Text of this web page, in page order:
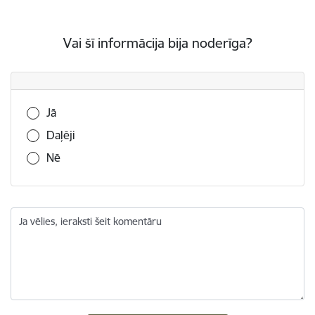
Vai šī informācija bija noderīga?
Vai šī informācija bija noderīga?
Jā
Daļēji
Nē
Ja vēlies, ieraksti šeit komentāru